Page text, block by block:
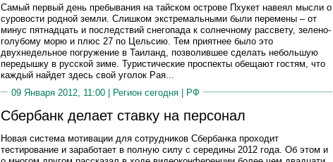
Самый первый день пребывания на тайском острове Пхукет навеял мысли о
суровости родной земли. Слишком экстремальными были перемены – от
минус пятнадцать и последствий снегопада к солнечному рассвету, зелено-
голубому морю и плюс 27 по Цельсию. Тем приятнее было это
двухнедельное погружение в Таиланд, позволившее сделать небольшую
передышку в русской зиме. Туристические проспекты обещают гостям, что
каждый найдет здесь свой уголок Рая...
09 Января 2012, 11:00 | Регион сегодня | РФ
Сбербанк делает ставку на персонал
Новая система мотивации для сотрудников Сбербанка проходит
тестирование и заработает в полную силу с середины 2012 года. Об этом и